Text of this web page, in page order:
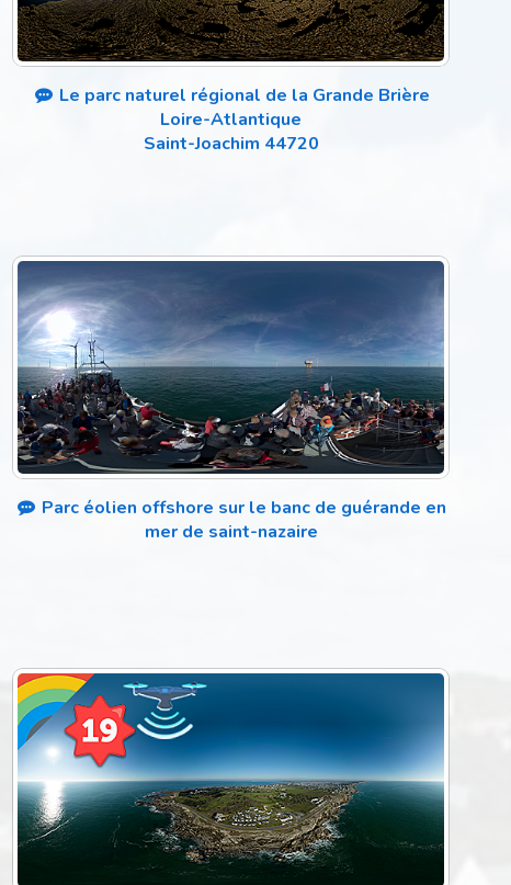
Le parc naturel régional de la Grande Brière
Loire-Atlantique
Saint-Joachim 44720
Parc éolien offshore sur le banc de guérande en
mer de saint-nazaire